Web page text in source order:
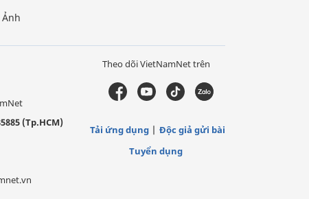
Ảnh
(Tp.HCM)
Theo dõi VietNamNet trên
Tải ứng dụng
Độc giả gửi bài
Tuyển dụng